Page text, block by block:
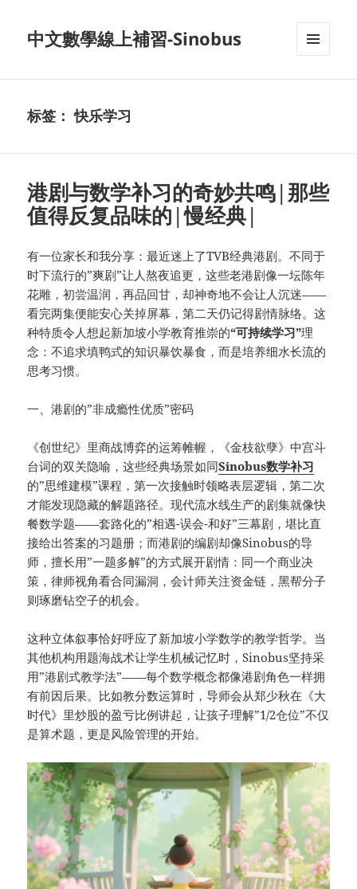
中文數學線上補習-Sinobus
标签：快乐学习
港剧与数学补习的奇妙共鸣|那些
值得反复品味的|慢经典|
有一位家长和我分享：最近迷上了TVB经典港剧。不同于
时下流行的”爽剧”让人熬夜追更，这些老港剧像一坛陈年
花雕，初尝温润，再品回甘，却神奇地不会让人沉迷——
看完两集便能安心关掉屏幕，第二天仍记得剧情脉络。这
种特质令人想起新加坡小学教育推崇的“可持续学习”理
念：不追求填鸭式的知识暴饮暴食，而是培养细水长流的
思考习惯。
一、港剧的”非成瘾性优质”密码
《创世纪》里商战博弈的运筹帷幄，《金枝欲孽》中宫斗
台词的双关隐喻，这些经典场景如同Sinobus数学补习
的”思维建模”课程，第一次接触时领略表层逻辑，第二次
才能发现隐藏的解题路径。现代流水线生产的剧集就像快
餐数学题——套路化的”相遇-误会-和好”三幕剧，堪比直
接给出答案的习题册；而港剧的编剧却像Sinobus的导
师，擅长用”一题多解”的方式展开剧情：同一个商业决
策，律师视角看合同漏洞，会计师关注资金链，黑帮分子
则琢磨钻空子的机会。
这种立体叙事恰好呼应了新加坡小学数学的教学哲学。当
其他机构用题海战术让学生机械记忆时，Sinobus坚持采
用”港剧式教学法”——每个数学概念都像港剧角色一样拥
有前因后果。比如教分数运算时，导师会从郑少秋在《大
时代》里炒股的盈亏比例讲起，让孩子理解”1/2仓位”不仅
是算术题，更是风险管理的开始。